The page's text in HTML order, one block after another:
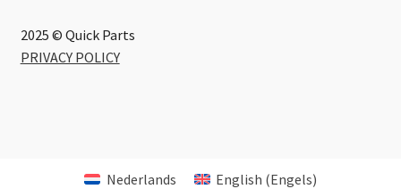
2025 © Quick Parts
PRIVACY POLICY
Nederlands English (Engels)